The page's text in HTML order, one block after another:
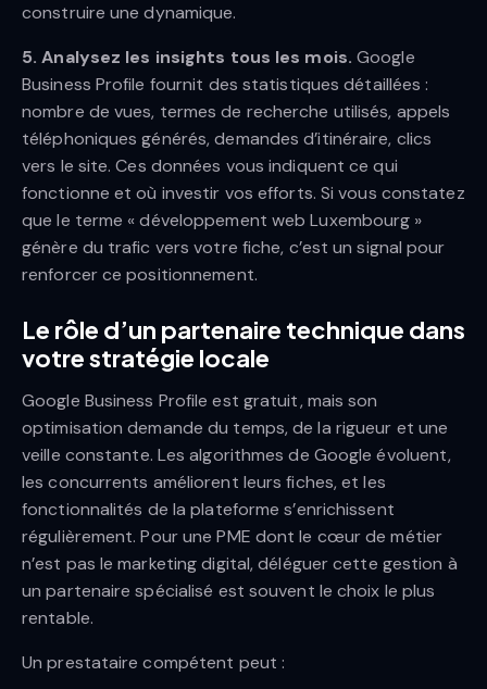
construire une dynamique.
5. Analysez les insights tous les mois. Google
Business Profile fournit des statistiques détaillées :
nombre de vues, termes de recherche utilisés, appels
téléphoniques générés, demandes d’itinéraire, clics
vers le site. Ces données vous indiquent ce qui
fonctionne et où investir vos efforts. Si vous constatez
que le terme « développement web Luxembourg »
génère du trafic vers votre fiche, c’est un signal pour
renforcer ce positionnement.
Le rôle d’un partenaire technique dans
votre stratégie locale
Google Business Profile est gratuit, mais son
optimisation demande du temps, de la rigueur et une
veille constante. Les algorithmes de Google évoluent,
les concurrents améliorent leurs fiches, et les
fonctionnalités de la plateforme s’enrichissent
régulièrement. Pour une PME dont le cœur de métier
n’est pas le marketing digital, déléguer cette gestion à
un partenaire spécialisé est souvent le choix le plus
rentable.
Un prestataire compétent peut :